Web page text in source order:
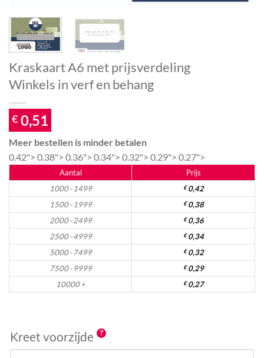
Kraskaart A6 met prijsverdeling
Winkels in verf en behang
€ 0,51
Meer bestellen is minder betalen
0.42"> 0.38"> 0.36"> 0.34"> 0.32"> 0.29"> 0.27">
Aantal
Prijs
1000 - 1499
€0,42
1500 - 1999
€0,38
2000 - 2499
€0,36
2500 - 4999
€0,34
5000 - 7499
€0,32
7500 - 9999
€0,29
10000 +
€0,27
Kreet voorzijde